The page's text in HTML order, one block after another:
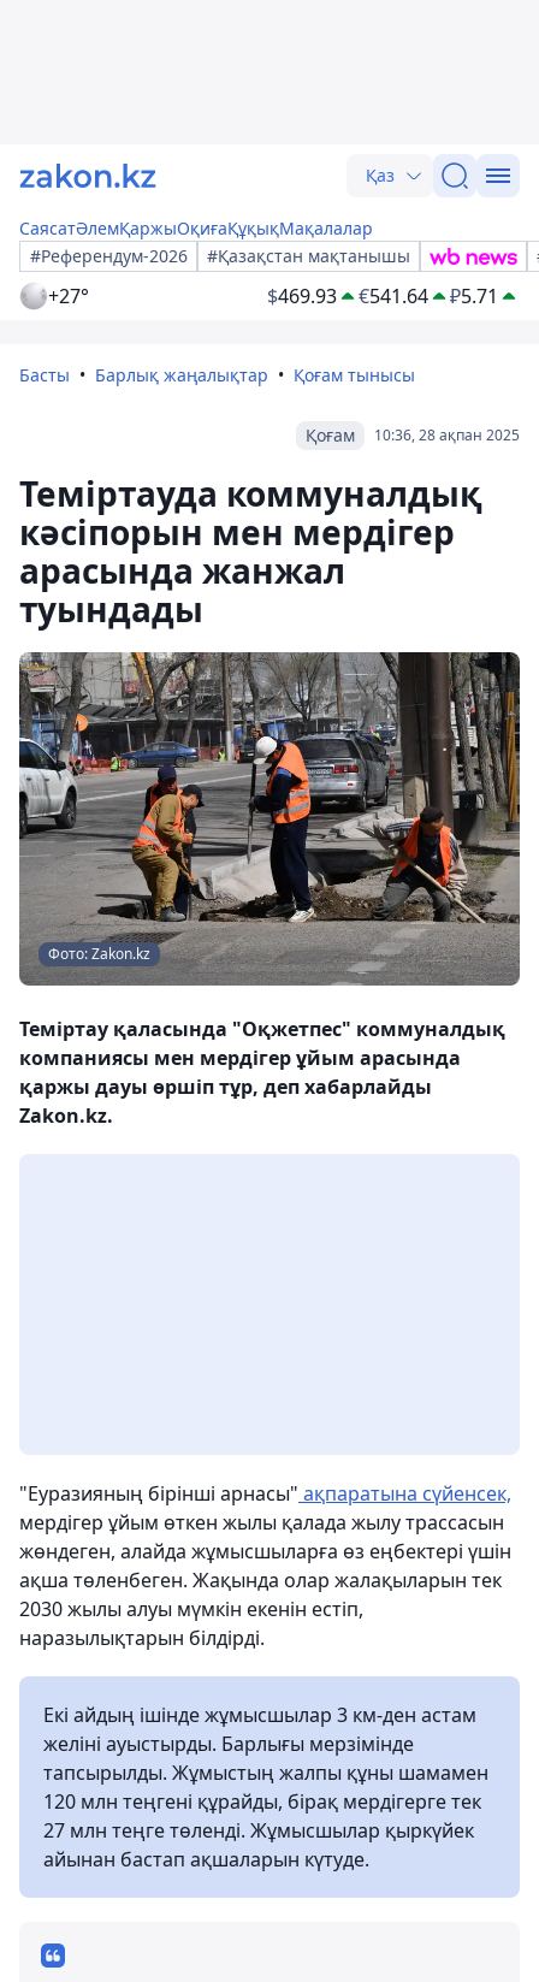
Қаз
СаясатӘлемҚаржыОқиғаҚұқықМақалалар
#Референдум-2026
#Қазақстан мақтанышы
+27° $469.93 €541.64 ₽5.71
Басты Барлық жаңалықтар Қоғам тынысы
10:36, 28 ақпан 2025
Қоғам
Теміртауда коммуналдық
кәсіпорын мен мердігер
арасында жанжал
туындады
Фото: Zakon.kz
Теміртау қаласында "Оқжетпес" коммуналдық
компаниясы мен мердігер ұйым арасында
қаржы дауы өршіп тұр, деп хабарлайды
Zakon.kz.
"Еуразияның бірінші арнасы" ақпаратына сүйенсек,
мердігер ұйым өткен жылы қалада жылу трассасын
жөндеген, алайда жұмысшыларға өз еңбектері үшін
ақша төленбеген. Жақында олар жалақыларын тек
2030 жылы алуы мүмкін екенін естіп,
наразылықтарын білдірді.
Екі айдың ішінде жұмысшылар 3 км-ден астам
желіні ауыстырды. Барлығы мерзімінде
тапсырылды. Жұмыстың жалпы құны шамамен
120 млн теңгені құрайды, бірақ мердігерге тек
27 млн теңге төленді. Жұмысшылар қыркүйек
айынан бастап ақшаларын күтуде.